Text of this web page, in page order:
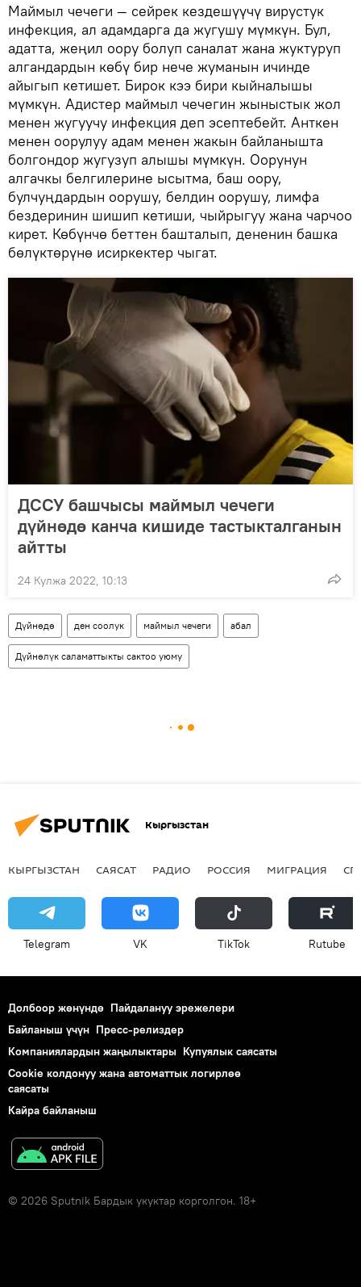
Маймыл чечеги — сейрек кездешүүчү вирустук
инфекция, ал адамдарга да жугушу мүмкүн. Бул,
адатта, жеңил оору болуп саналат жана жуктуруп
алгандардын көбү бир нече жуманын ичинде
айыгып кетишет. Бирок кээ бири кыйналышы
мүмкүн. Адистер маймыл чечегин жыныстык жол
менен жугуучу инфекция деп эсептебейт. Анткен
менен оорулуу адам менен жакын байланышта
болгондор жугузуп алышы мүмкүн. Оорунун
алгачкы белгилерине ысытма, баш оору,
булчуңдардын оорушу, белдин оорушу, лимфа
бездеринин шишип кетиши, чыйрыгуу жана чарчоо
кирет. Көбүнчө беттен башталып, дененин башка
бөлүктөрүнө исиркектер чыгат.
ДССУ башчысы маймыл чечеги
дүйнөдө канча кишиде тастыкталганын
айтты
24 Кулжа 2022, 10:13
Дүйнөдө ден соолук маймыл чечеги абал
Дүйнөлүк саламаттыкты сактоо уюму
Кыргызстан
КЫРГЫЗСТАН САЯСАТ РАДИО РОССИЯ МИГРАЦИЯ
Telegram VK ТikТоk Rutube
Долбоор жөнүндө Пайдалануу эрежелери
Байланыш үчүн Пресс-релиздер
Компаниялардын жаңылыктары Купуялык саясаты
Cookie колдонуу жана автоматтык логирлөө
саясаты
Кайра байланыш
© 2026 Sputnik Бардык укуктар корголгон. 18+